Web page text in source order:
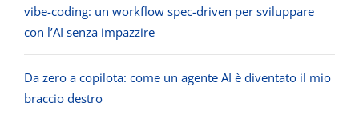
vibe-coding: un workflow spec-driven per sviluppare
con l’AI senza impazzire
Da zero a copilota: come un agente AI è diventato il mio
braccio destro